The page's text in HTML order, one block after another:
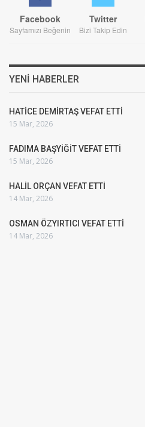
Facebook
Sayfamızı Beğenin
Twitter
Bizi Takip Edin
YENI HABERLER
HATİCE DEMİRTAŞ VEFAT ETTİ
15 Mar, 2026
FADIMA BAŞYİĞİT VEFAT ETTİ
15 Mar, 2026
HALİL ORÇAN VEFAT ETTİ
14 Mar, 2026
OSMAN ÖZYIRTICI VEFAT ETTİ
14 Mar, 2026